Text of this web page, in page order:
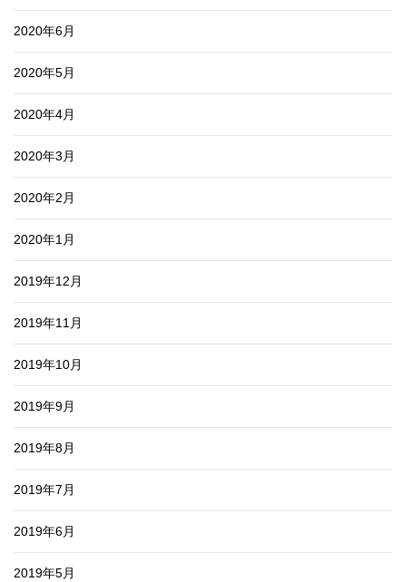
2020年6月
2020年5月
2020年4月
2020年3月
2020年2月
2020年1月
2019年12月
2019年11月
2019年10月
2019年9月
2019年8月
2019年7月
2019年6月
2019年5月